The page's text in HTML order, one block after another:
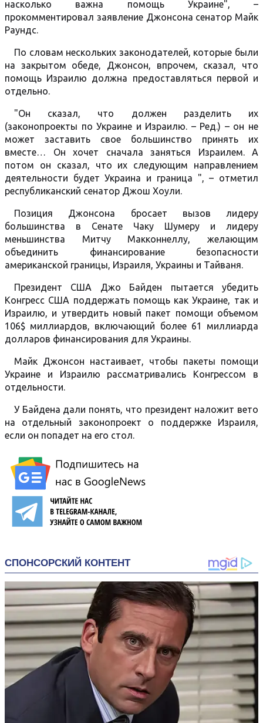
насколько важна помощь Украине", –
прокомментировал заявление Джонсона сенатор Майк
Раундс.
По словам нескольких законодателей, которые были
на закрытом обеде, Джонсон, впрочем, сказал, что
помощь Израилю должна предоставляться первой и
отдельно.
"Он сказал, что должен разделить их
(законопроекты по Украине и Израилю. – Ред.) – он не
может заставить свое большинство принять их
вместе… Он хочет сначала заняться Израилем. А
потом он сказал, что их следующим направлением
деятельности будет Украина и граница ", – отметил
республиканский сенатор Джош Хоули.
Позиция Джонсона бросает вызов лидеру
большинства в Сенате Чаку Шумеру и лидеру
меньшинства Митчу Макконнеллу, желающим
объединить финансирование безопасности
американской границы, Израиля, Украины и Тайваня.
Президент США Джо Байден пытается убедить
Конгресс США поддержать помощь как Украине, так и
Израилю, и утвердить новый пакет помощи объемом
106$ миллиардов, включающий более 61 миллиарда
долларов финансирования для Украины.
Майк Джонсон настаивает, чтобы пакеты помощи
Украине и Израилю рассматривались Конгрессом в
отдельности.
У Байдена дали понять, что президент наложит вето
на отдельный законопроект о поддержке Израиля,
если он попадет на его стол.